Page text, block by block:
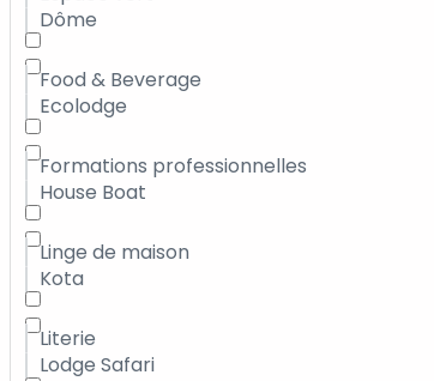
Dôme
Ecolodge
House Boat
Kota
Lodge Safari
Food & Beverage
Formations professionnelles
Linge de maison
Literie